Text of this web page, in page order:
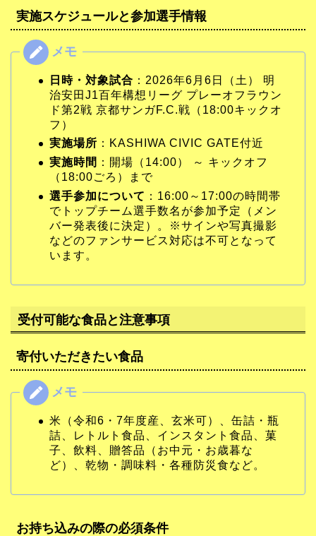
実施スケジュールと参加選手情報
日時・対象試合 ：2026年6月6日（土） 明
治安田J1百年構想リーグ プレーオフラウン
ド第2戦 京都サンガF.C.戦（18:00キックオ
フ）
実施場所 ：KASHIWA CIVIC GATE付近
実施時間 ：開場（14:00） ～ キックオフ
（18:00ごろ）まで
選手参加について ：16:00～17:00の時間帯
でトップチーム選手数名が参加予定（メン
バー発表後に決定）。※サインや写真撮影
などのファンサービス対応は不可となって
います。
受付可能な食品と注意事項
寄付いただきたい食品
米（令和6・7年度産、玄米可）、缶詰・瓶
詰、レトルト食品、インスタント食品、菓
子、飲料、贈答品（お中元・お歳暮な
ど）、乾物・調味料・各種防災食など。
お持ち込みの際の必須条件